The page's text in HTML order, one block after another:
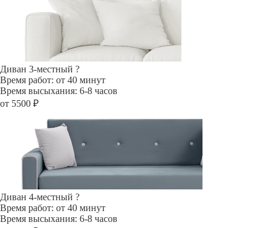
Диван 3-местный ?
Время работ: от 40 минут
Время высыхания: 6-8 часов
от 5500 ₽
Диван 4-местный ?
Время работ: от 40 минут
Время высыхания: 6-8 часов